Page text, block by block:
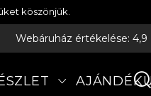
köszönjük.
Webáruház értékelése: 4,9